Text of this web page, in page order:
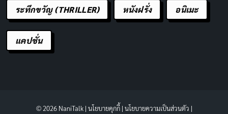
ระทึกขวัญ (THRILLER) หนังฝรั่ง อนิเมะ
แคปชั่น
© 2026 NaniTalk | นโยบายคุกกี้| นโยบายความเป็นส่วนตัว |